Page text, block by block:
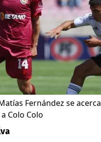
Fernández se acerca
Colo Colo